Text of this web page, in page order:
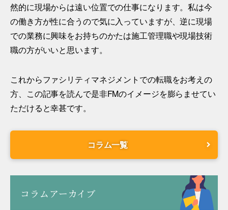
然的に現場からは遠い位置での仕事になります。私は今
の働き方が性に合うので気に入っていますが、逆に現場
での業務に興味をお持ちのかたは施工管理職や現場技術
職の方がいいと思います。
これからファシリティマネジメントでの転職をお考えの
方、この記事を読んで是非FMのイメージを膨らませてい
ただけると幸甚です。
コラム一覧
コラムアーカイブ